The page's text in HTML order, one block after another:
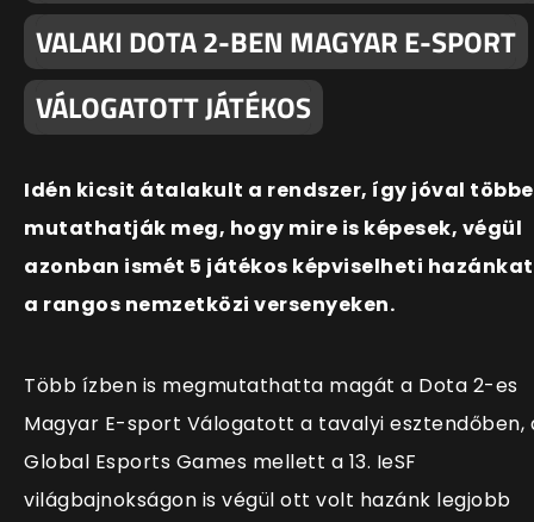
VALAKI DOTA 2-BEN MAGYAR E-SPORT
VÁLOGATOTT JÁTÉKOS
Idén kicsit átalakult a rendszer, így jóval
mutathatják meg, hogy mire is képesek, végül
azonban ismét 5 játékos képviselheti hazánkat
a rangos nemzetközi versenyeken.
Több ízben is megmutathatta magát a Dota 2-es
Magyar E-sport Válogatott a tavalyi esztendőben,
Global Esports Games mellett a 13. IeSF
világbajnokságon is végül ott volt hazánk legjobb